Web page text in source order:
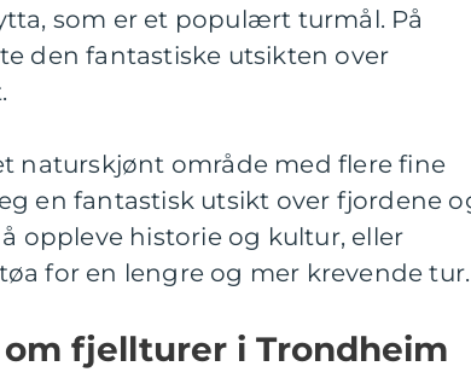
som er et populært turmål. På
den fantastiske utsikten over
naturskjønt område med flere fine
en fantastisk utsikt over fjordene
oppleve historie og kultur, eller
for en lengre og mer krevende tur.
fjellturer i Trondheim